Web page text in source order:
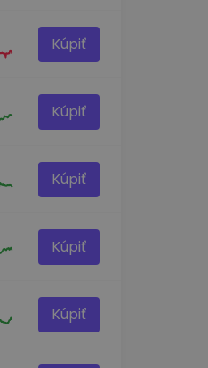
Kúpiť
Kúpiť
Kúpiť
Kúpiť
Kúpiť